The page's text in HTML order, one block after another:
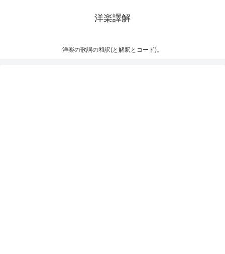
洋楽譯解
洋楽の歌詞の和訳(と解釈とコード)。